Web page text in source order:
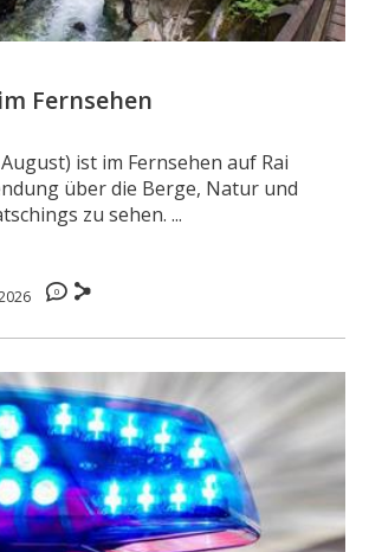
Fernsehen
ist im Fernsehen auf Rai
über die Berge, Natur und
zu sehen. ...
0